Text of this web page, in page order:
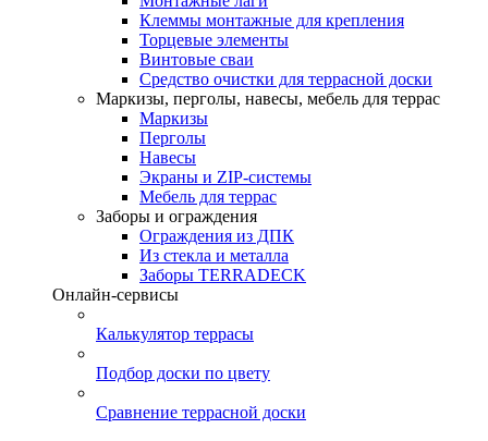
Клеммы монтажные для крепления
Торцевые элементы
Винтовые сваи
Средство очистки для террасной доски
Маркизы, перголы, навесы, мебель для террас
Маркизы
Перголы
Навесы
Экраны и ZIP-системы
Мебель для террас
Заборы и ограждения
Ограждения из ДПК
Из стекла и металла
Заборы TERRADECK
Онлайн-сервисы
Калькулятор террасы
Подбор доски по цвету
Сравнение террасной доски